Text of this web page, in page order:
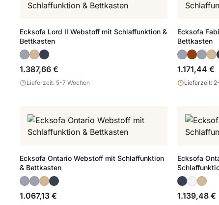
Ecksofa Lord II Webstoff mit Schlaffunktion &
Bettkasten
1.387,66 €
Lieferzeit: 5-7 Wochen
Ecksofa
Bettkasten
1.171,44 €
Lieferzeit:
Ecksofa Ontario Webstoff mit Schlaffunktion
& Bettkasten
1.067,13 €
Ecksofa
1.139,48 €